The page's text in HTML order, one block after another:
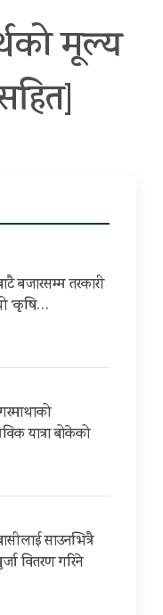
मूल्य
बजारसम्म तरकारी
‘कृषि…
यात्रा बोकेको
साउनभित्रै
वितरण गरिने